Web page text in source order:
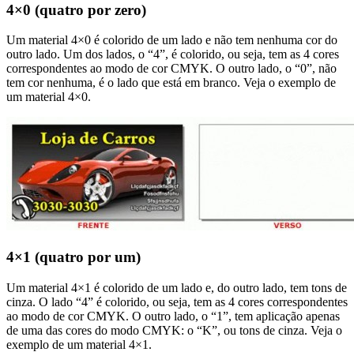
4×0 (quatro por zero)
Um material 4×0 é colorido de um lado e não tem nenhuma cor do
outro lado. Um dos lados, o “4”, é colorido, ou seja, tem as 4 cores
correspondentes ao modo de cor CMYK. O outro lado, o “0”, não
tem cor nenhuma, é o lado que está em branco. Veja o exemplo de
um material 4×0.
4×1 (quatro por um)
Um material 4×1 é colorido de um lado e, do outro lado, tem tons de
cinza. O lado “4” é colorido, ou seja, tem as 4 cores correspondentes
ao modo de cor CMYK. O outro lado, o “1”, tem aplicação apenas
de uma das cores do modo CMYK: o “K”, ou tons de cinza. Veja o
exemplo de um material 4×1.